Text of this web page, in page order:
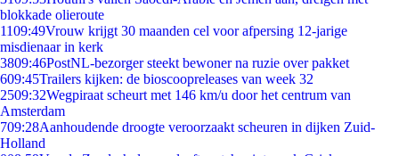
blokkade olieroute
1109:49Vrouw krijgt 30 maanden cel voor afpersing 12-jarige
misdienaar in kerk
3809:46PostNL-bezorger steekt bewoner na ruzie over pakket
609:45Trailers kijken: de bioscoopreleases van week 32
2509:32Wegpiraat scheurt met 146 km/u door het centrum van
Amsterdam
709:28Aanhoudende droogte veroorzaakt scheuren in dijken Zuid-
Holland